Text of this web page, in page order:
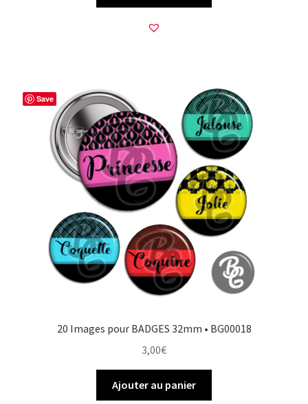
Save
20 Images pour BADGES 32mm • BG00018
3,00€
Ajouter au panier